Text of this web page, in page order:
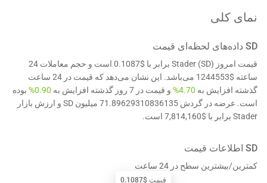
نمای کلی
SD داده‌های لحظه‌ای قیمت
قیمت امروز Stader (SD) برابر با $0.1087 است و حجم معاملات 24
ساعته $1244553 می‌باشد. این نشان می‌دهد که قیمت در 24 ساعت
گذشته افزایش به 4.70% و قیمت در 7 روز گذشته افزایش به 0.90%
بوده
است. عرضه در گردش 71.89629310836135 میلیون SD و ارزش بازار
Stader برابر با $7,814,160 است.
SD اطلاعات قیمت
کمترین/بیشترین سطح در 24 ساعت
قیمت $0.1087